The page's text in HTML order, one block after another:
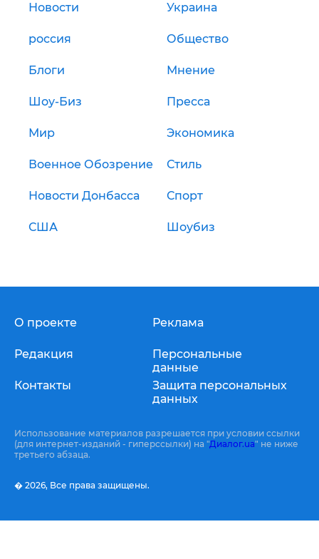
Новости Украина
россия Общество
Блоги Мнение
Шоу-Биз Пресса
Мир Экономика
Военное Обозрение Стиль
Новости Донбасса Спорт
США Шоубиз
О проекте
Редакция
Контакты
Реклама
Персональные
данные
Защита персональных
данных
Использование материалов разрешается при условии ссылки
(для интернет-изданий - гиперссылки) на "Диалог.ua" не ниже
третьего абзаца.
� 2026, Все права защищены.